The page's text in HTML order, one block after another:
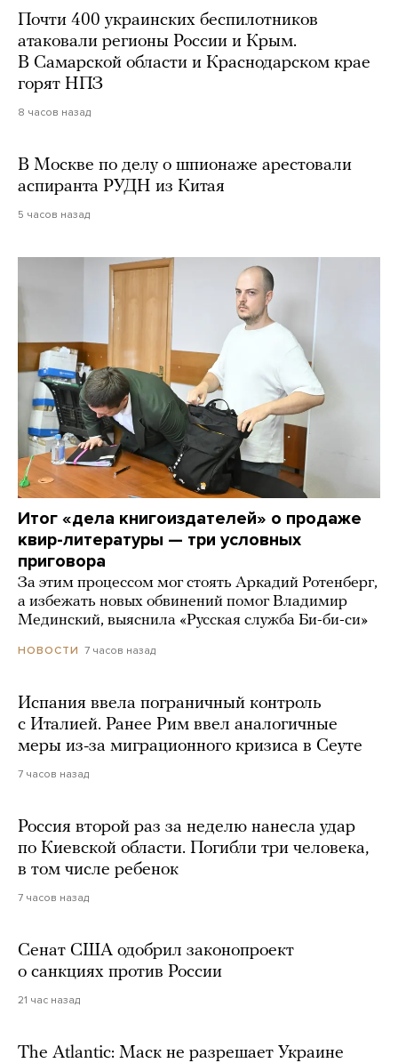
Почти 400 украинских беспилотников
атаковали регионы России и Крым.
В Самарской области и Краснодарском крае
горят НПЗ
8 часов назад
В Москве по делу о шпионаже арестовали
аспиранта РУДН из Китая
5 часов назад
Итог «дела книгоиздателей» о продаже
квир-литературы — три условных
приговора
За этим процессом мог стоять Аркадий Ротенберг,
а избежать новых обвинений помог Владимир
Мединский, выяснила «Русская служба Би-би-си»
НОВОСТИ 7 часов назад
Испания ввела пограничный контроль
с Италией. Ранее Рим ввел аналогичные
меры из-за миграционного кризиса в Сеуте
7 часов назад
Россия второй раз за неделю нанесла удар
по Киевской области. Погибли три человека,
в том числе ребенок
7 часов назад
Сенат США одобрил законопроект
о санкциях против России
21 час назад
The Atlantic: Маск не разрешает Украине